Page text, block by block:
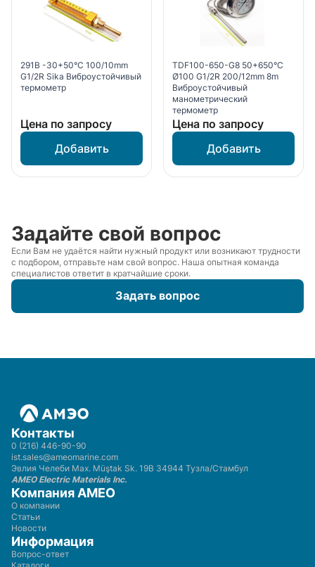
291B -30+50°С 100/10mm
G1/2R Sika Виброустойчивый
термометр
Цена по запросу
TDF100-650-G8 50+650°С
Ø100 G1/2R 200/12mm 8m
Виброустойчивый
манометрический
термометр
Цена по запросу
Задайте свой вопрос
Если Вам не удаётся найти нужный продукт или возникают трудности
с подбором, отправьте нам свой вопрос. Наша опытная команда
специалистов ответит в кратчайшие сроки.
Задать вопрос
Контакты
0 (216) 446-90-90
ist.sales@ameomarine.com
Эвлия Челеби Мах. Müştak Sk. 19B 34944 Тузла/Стамбул
AMEO Electric Materials Inc.
Компания AMEO
О компании
Статьи
Новости
Информация
Вопрос-ответ